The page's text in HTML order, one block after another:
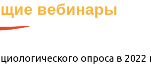
вебинары
опроса в 2022